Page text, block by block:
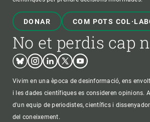
DONAR COM POTS
No et perdis cap
BlueskyInstagram
LinkedinTwitterYoutube
Vivim en una època de desinformació, ens
i les dades científiques es consideren opinions.
d'un equip de periodistes, científics i
del coneixement.